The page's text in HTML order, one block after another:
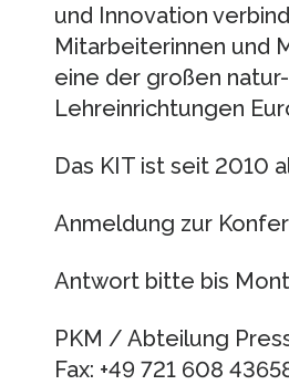
und Innovation
Mitarbeiterinnen und
eine der großen
Lehreinrichtungen
Das KIT ist seit 2010
Anmeldung zur
Antwort bitte bis
PKM / Abteilung
Fax: +49 721 608